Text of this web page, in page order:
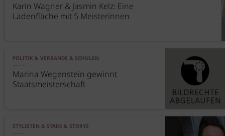
Karin Wagner & Jasmin Kelz: Eine
Ladenfläche mit 5 Meisterinnen
POLITIK & VERBÄNDE & SCHULEN
Marina Wegenstein gewinnt
Staatsmeisterschaft
STYLISTEN & STARS & STORYS